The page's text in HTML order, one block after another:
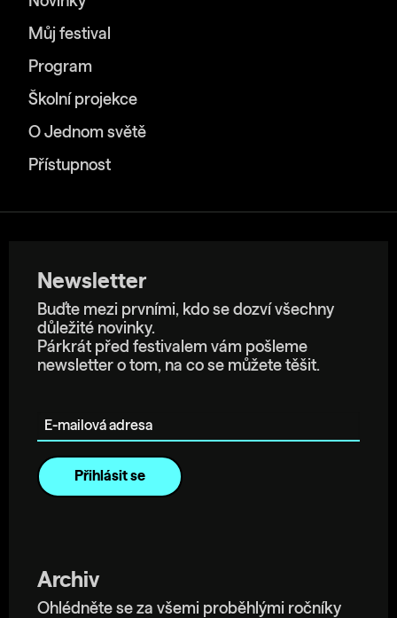
Můj festival
Program
Školní projekce
O Jednom světě
Přístupnost
Newsletter
Buďte mezi prvními, kdo se dozví všechny
důležité novinky.
Párkrát před festivalem vám pošleme
newsletter o tom, na co se můžete těšit.
Archiv
Ohlédněte se za všemi proběhlými ročníky